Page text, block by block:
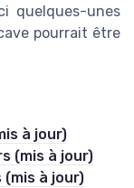
quelques-unes
pourrait être
à jour)
(mis à jour)
à jour)